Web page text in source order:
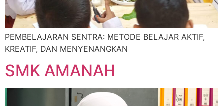
PEMBELAJARAN SENTRA: METODE BELAJAR AKTIF,
KREATIF, DAN MENYENANGKAN
SMK AMANAH